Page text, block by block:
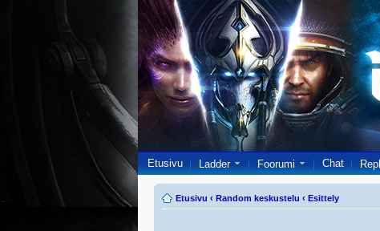
Etusivu Ladder Foorumi Chat
Etusivu ‹ Random keskustelu ‹ Esittely